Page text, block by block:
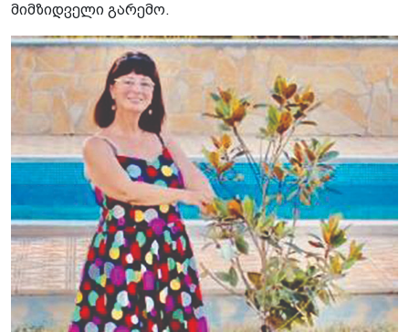
მიმზიდველი გარემო.